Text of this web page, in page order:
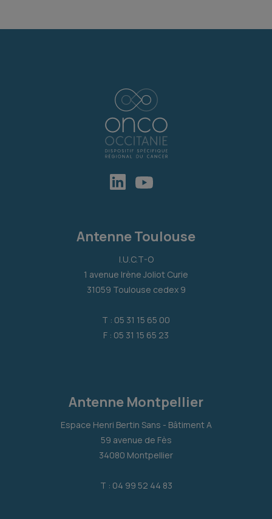
Antenne Toulouse
I.U.C.T-O
1 avenue Irène Joliot Curie
31059 Toulouse cedex 9
T : 05 31 15 65 00
F : 05 31 15 65 23
Antenne Montpellier
Espace Henri Bertin Sans - Bâtiment A
59 avenue de Fès
34080 Montpellier
T : 04 99 52 44 83